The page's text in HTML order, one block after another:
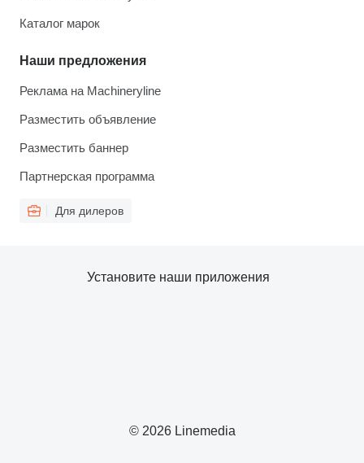
Каталог марок
Наши предложения
Реклама на Machineryline
Разместить объявление
Разместить баннер
Партнерская программа
Для дилеров
© 2026 Linemedia
Установите наши приложения